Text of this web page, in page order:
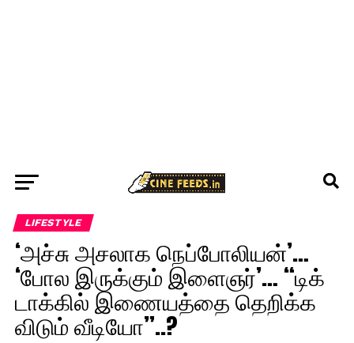
LIFESTYLE
‘அச்சு அசலாக நெப்போலியன்’…
‘போல இருக்கும் இளைஞர்’… “டிக்
டாக்கில் இணையத்தை தெறிக்க
விடும் வீடியோ”..?